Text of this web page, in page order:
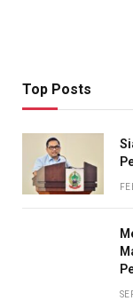
Top Posts